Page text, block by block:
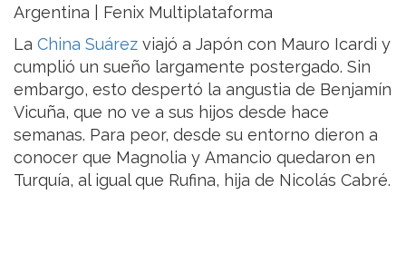
Argentina | Fenix Multiplataforma
La China Suárez viajó a Japón con Mauro Icardi y
cumplió un sueño largamente postergado. Sin
embargo, esto despertó la angustia de Benjamín
Vicuña, que no ve a sus hijos desde hace
semanas. Para peor, desde su entorno dieron a
conocer que Magnolia y Amancio quedaron en
Turquía, al igual que Rufina, hija de Nicolás Cabré.